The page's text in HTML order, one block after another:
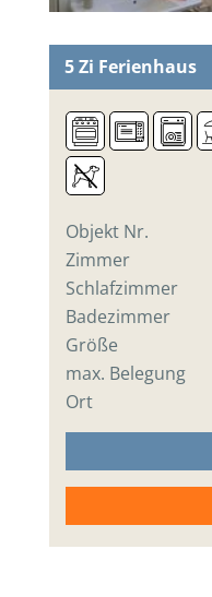
5 Zi Ferienhaus
Objekt Nr.
Zimmer
Schlafzimmer
Badezimmer
Größe
max. Belegung
Ort